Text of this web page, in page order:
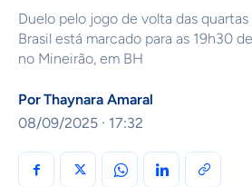
Duelo pelo jogo de volta das
Brasil está marcado para as 19h30
no Mineirão, em BH
PorThaynara Amaral
08/09/2025 · 17:32